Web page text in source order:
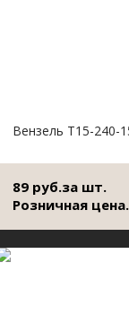
Вензель Т15-240-
89 руб.за шт.
Розничная цена.